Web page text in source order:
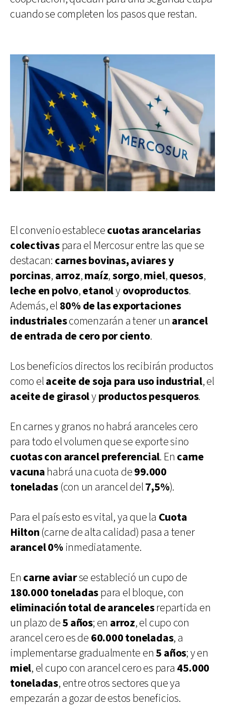
cuando se completen los pasos que restan.
El convenio establececuotas arancelarias
colectivaspara el Mercosur entre las que se
destacan: carnes bovinas, aviares y
porcinas, arroz,maíz,sorgo,miel,quesos,
leche en polvo,etanolyovoproductos.
Además, el 80% de las exportaciones
industrialescomenzarán a tener un arancel
de entrada de cero por ciento.
Los beneficios directos los recibirán productos
como elaceite de soja para uso industrial, el
aceite de girasolyproductos pesqueros.
En carnes y granos no habrá aranceles cero
para todo el volumen que se exporte sino
cuotas con arancel preferencial. En carne
vacunahabrá una cuota de99.000
toneladas (con un arancel del7,5%).
Para el país esto es vital, ya que la Cuota
Hilton (carne de alta calidad) pasa a tener
arancel 0%inmediatamente.
En carne aviarse estableció un cupo de
180.000 toneladaspara el bloque, con
eliminación total de arancelesrepartida en
un plazo de5 años; en arroz, el cupo con
arancel cero es de 60.000 toneladas, a
implementarse gradualmente en 5 años; y en
miel, el cupo con arancel cero es para 45.000
toneladas, entre otros sectores que ya
empezarán a gozar de estos beneficios.